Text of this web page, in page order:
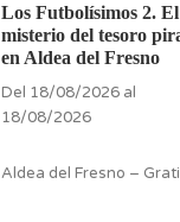
Los Futbolísimos 2. El
misterio del tesoro
en Aldea del Fresno
Del 18/08/2026 al
18/08/2026
Aldea del Fresno –